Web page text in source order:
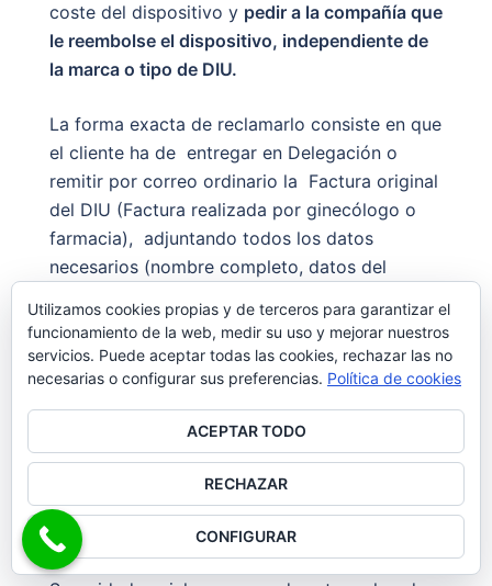
coste del dispositivo y pedir a la compañía que
le reembolse el dispositivo, independiente de
la marca o tipo de DIU.
La forma exacta de reclamarlo consiste en que
el cliente ha de entregar en Delegación o
remitir por correo ordinario la Factura original
del DIU (Factura realizada por ginecólogo o
farmacia), adjuntando todos los datos
necesarios (nombre completo, datos del
bancaria para el reintegro); También puede
solicitar el reembolso del DIU presencialmente
en la Delegación u oficinaspuede solicitar un
formulario de gestión de suplidos y solicitarlo
adjuntando la documentación indicada.
Adeslas incorpora el Test de ADN
materno fetal en sangre.
Esta cobertura que actualmente no cubre la
Utilizamos cookies propias y de terceros para garantizar el
funcionamiento de la web, medir su uso y mejorar nuestros
servicios. Puede aceptar todas las cookies, rechazar las no
necesarias o configurar sus preferencias. Política de cookies
ACEPTAR TODO
RECHAZAR
CONFIGURAR